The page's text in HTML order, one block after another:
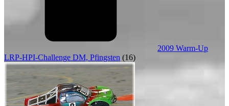
2009 Warm-Up
LRP-HPI-Challenge DM, Pfingsten (16)